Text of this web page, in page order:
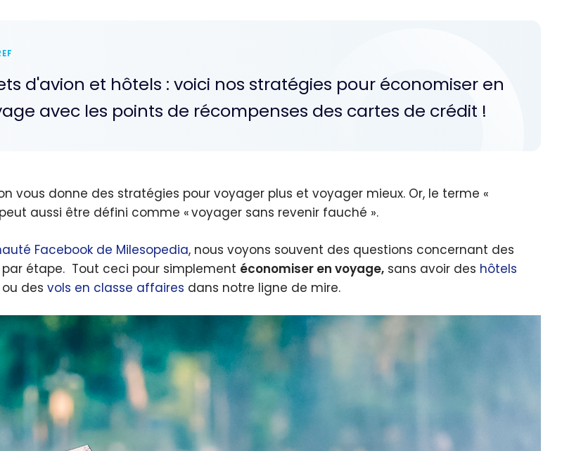
d'avion et hôtels : voici nos stratégies pour économiser en
avec les points de récompenses des cartes de crédit !
vous donne des stratégies pour voyager plus et voyager mieux. Or, le terme «
aussi être défini comme « voyager sans revenir fauché ».
Facebook de Milesopedia, nous voyons souvent des questions concernant des
étape. Tout ceci pour simplement économiser en voyage, sans avoir des hôtels
ou des vols en classe affaires dans notre ligne de mire.